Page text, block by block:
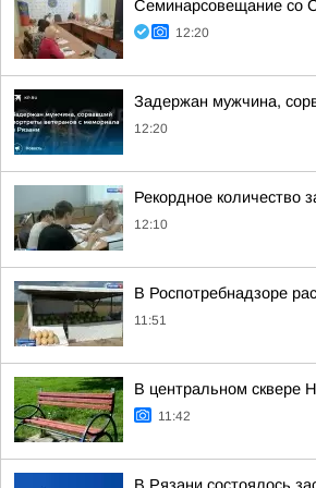
Семинарсовещание со
12:20
Задержан мужчина,
12:20
Рекордное количество
12:10
В Роспотребнадзоре
11:51
В центральном сквере
11:42